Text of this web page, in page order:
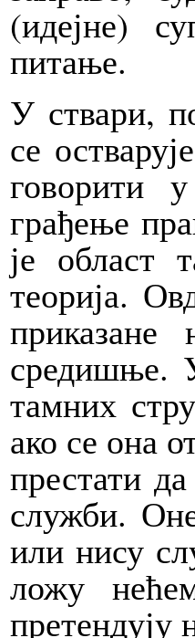
(идејне)
питање.
У ствари,
се
говорити
грађење
је област
теорија.
средишње.
тамних
ако се она
престати
служби.
или нису
ложу
претендују